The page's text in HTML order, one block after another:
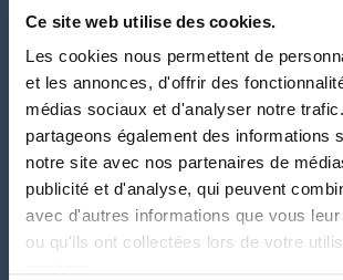
Ce site web utilise des cookies.
Les cookies nous permettent de
et les annonces, d'offrir des
médias sociaux et d'analyser notre
partageons également des informations
notre site avec nos partenaires de
publicité et d'analyse, qui peuvent
avec d'autres informations que vous
ou qu'ils ont collectées lors de votre
Comment faire du
commerce ? Guide
pratique
Le SEO e-commerce a ses règles
ce ne sont pas les fiches produits,
souvent les pages catégories qui